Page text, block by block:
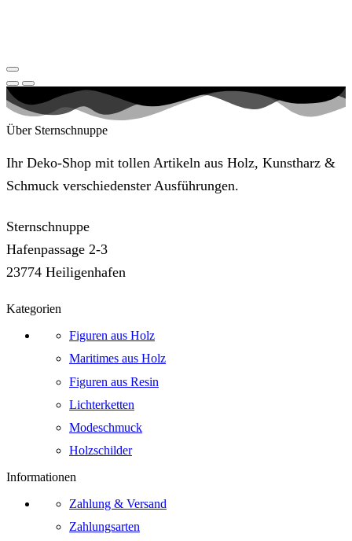
Über Sternschnuppe
Ihr Deko-Shop mit tollen Artikeln aus Holz, Kunstharz &
Schmuck verschiedenster Ausführungen.
Sternschnuppe
Hafenpassage 2-3
23774 Heiligenhafen
Kategorien
Figuren aus Holz
Maritimes aus Holz
Figuren aus Resin
Lichterketten
Modeschmuck
Holzschilder
Informationen
Zahlung & Versand
Zahlungsarten